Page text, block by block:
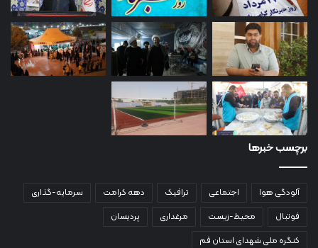
برچسب خبرها
آلودگی هوا اجتماعی ترافیک دهه کرامت
سرمایه-گذاری
فوتبال
محیط-زیست مرغداری
پردیسان
کنگره ملی شهدای استان قم